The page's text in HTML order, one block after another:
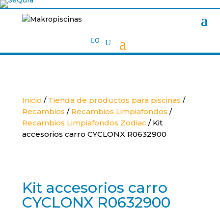
0
Inicio / Tienda de productos para piscinas /
Recambios / Recambios Limpiafondos /
Recambios Limpiafondos Zodiac / Kit
accesorios carro CYCLONX R0632900
Kit accesorios carro
CYCLONX R0632900